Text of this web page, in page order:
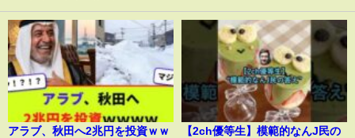
アラブ、秋田へ2兆円を投資ｗｗ
【2ch優等生】模範的なんJ民の